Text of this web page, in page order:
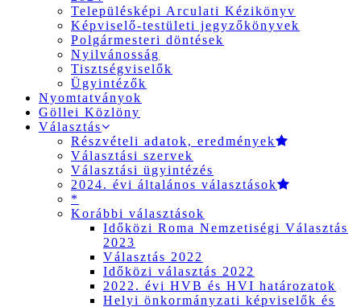
Településképi Arculati Kézikönyv
Képviselő-testületi jegyzőkönyvek
Polgármesteri döntések
Nyilvánosság
Tisztségviselők
Ügyintézők
Nyomtatványok
Göllei Közlöny
Választás
Részvételi adatok, eredmények
Választási szervek
Választási ügyintézés
2024. évi általános választások
*
Korábbi választások
Időközi Roma Nemzetiségi Választás
2023
Választás 2022
Időközi választás 2022
2022. évi HVB és HVI határozatok
Helyi önkormányzati képviselők és